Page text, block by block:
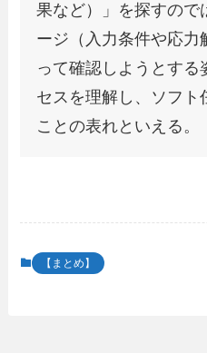
果など）」を探すので
ージ（入力条件や応力
って確認しようとする
セスを理解し、ソフト
ことの表れといえる。
【まとめ】